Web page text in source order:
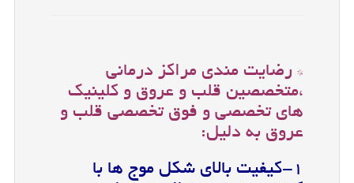
* رضایت مندی مراکز درمانی
،متخصصین قلب و عروق و کلینیک
های تخصصی و فوق تخصصی قلب و
عروق به دلیل:
۱-کیفیت بالای شکل موج ها با